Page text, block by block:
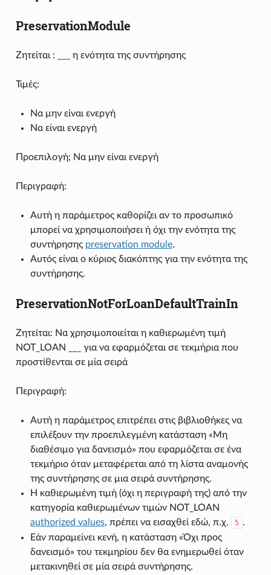
PreservationModule
Ζητείται : ___ η ενότητα της συντήρησης
Τιμές:
Να μην είναι ενεργή
Να είναι ενεργή
Προεπιλογή; Να μην είναι ενεργή
Περιγραφή:
Αυτή η παράμετρος καθορίζει αν το προσωπικό
μπορεί να χρησιμοποιήσει ή όχι την ενότητα της
συντήρησης preservation module.
Αυτός είναι ο κύριος διακόπτης για την ενότητα της
συντήρησης.
PreservationNotForLoanDefaultTrainIn
Ζητείται: Να χρησιμοποιείται η καθιερωμένη τιμή
NOT_LOAN ___ για να εφαρμόζεται σε τεκμήρια που
προστίθενται σε μία σειρά
Περιγραφή:
Αυτή η παράμετρος επιτρέπει στις βιβλιοθήκες να
επιλέξουν την προεπιλεγμένη κατάσταση «Μη
διαθέσιμο για δανεισμό» που εφαρμόζεται σε ένα
τεκμήριο όταν μεταφέρεται από τη λίστα αναμονής
της συντήρησης σε μια σειρά συντήρησης.
Η καθιερωμένη τιμή (όχι η περιγραφή της) από την
κατηγορία καθιερωμένων τιμών NOT_LOAN
authorized values, πρέπει να εισαχθεί εδώ, π.χ. 5 .
Εάν παραμείνει κενή, η κατάσταση «Όχι προς
δανεισμό» του τεκμηρίου δεν θα ενημερωθεί όταν
μετακινηθεί σε μία σειρά συντήρησης.